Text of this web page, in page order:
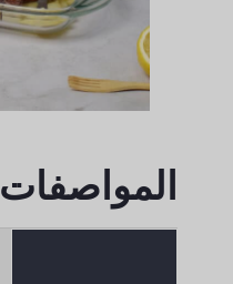
المواصفات